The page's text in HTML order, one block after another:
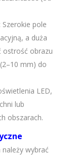
Szerokie pole
a duża
ostrość obrazu
mm) do
LED,
lub
obszarach.
wybrać